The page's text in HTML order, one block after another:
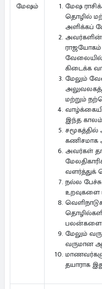
மேஷம்
மேஷ
தொழில்
அளிக்கப்
அவர்களின்
ராஜயோகம்
கிடைக்க
மேலும்
மற்றும்
இந்த காலம்
கணிசமாக
அவர்கள்
நல்ல
உறவுகளை
பலன்களை
மேலும்
வருமான
தயாராக